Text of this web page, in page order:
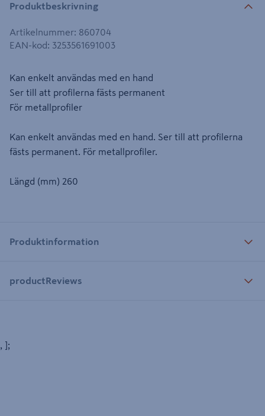
Produktbeskrivning
Artikelnummer: 860704
EAN-kod: 3253561691003
Kan enkelt användas med en hand
Ser till att profilerna fästs permanent
För metallprofiler
Kan enkelt användas med en hand. Ser till att profilerna
fästs permanent. För metallprofiler.
Längd (mm) 260
Produktinformation
productReviews
, ];